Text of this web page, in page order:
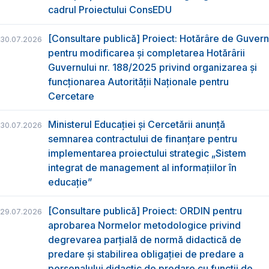
cadrul Proiectului ConsEDU
30.07.2026
[Consultare publică] Proiect: Hotărâre de Guvern
pentru modificarea și completarea Hotărârii
Guvernului nr. 188/2025 privind organizarea şi
funcţionarea Autorităţii Naţionale pentru
Cercetare
30.07.2026
Ministerul Educației și Cercetării anunță
semnarea contractului de finanțare pentru
implementarea proiectului strategic „Sistem
integrat de management al informațiilor în
educație”
29.07.2026
[Consultare publică] Proiect: ORDIN pentru
aprobarea Normelor metodologice privind
degrevarea parțială de normă didactică de
predare şi stabilirea obligaţiei de predare a